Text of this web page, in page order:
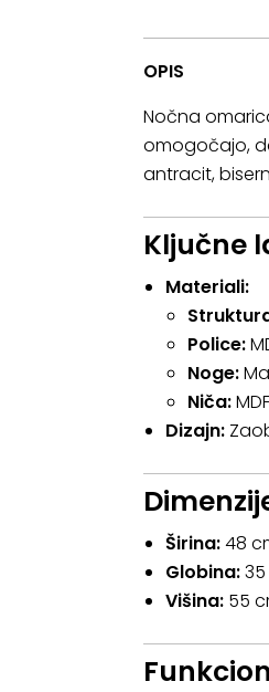
OPIS
Nočna
omogočajo,
antracit,
Ključne
Materiali:
Police:
Noge:
Niča:
Dizajn:
Širina:48
Globina:
Višina: 55